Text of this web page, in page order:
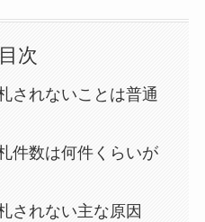
目次
されないことは普通
件数は何件くらいが
されない主な原因